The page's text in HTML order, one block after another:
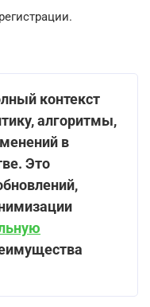
контекст
алгоритмы,
в
Это